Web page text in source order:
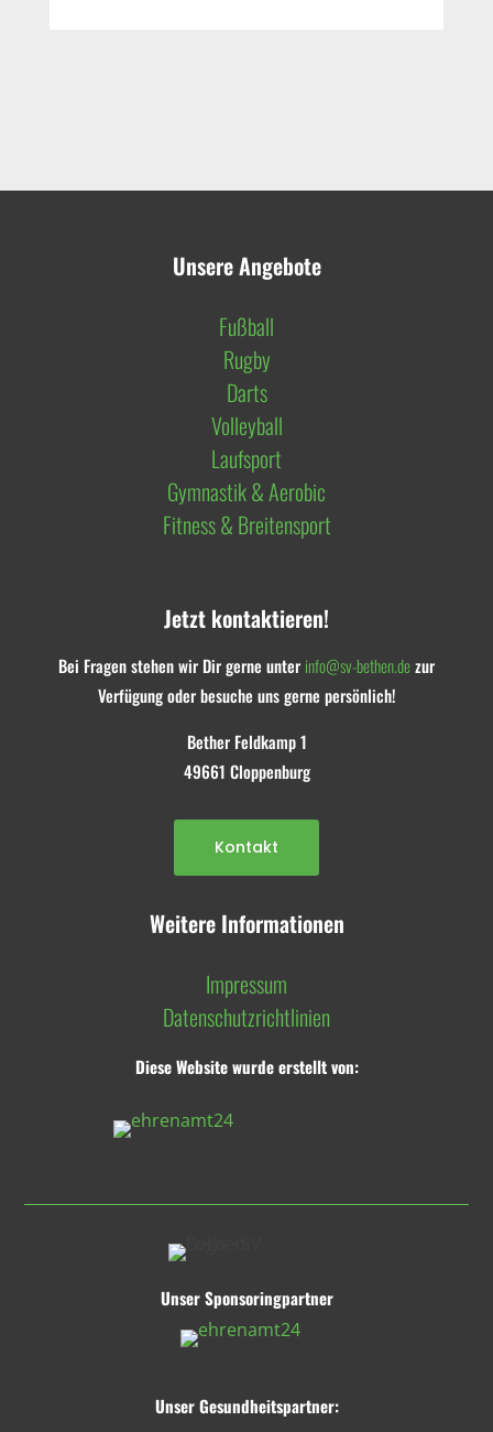
Unsere Angebote
Fußball
Rugby
Darts
Volleyball
Laufsport
Gymnastik & Aerobic
Fitness & Breitensport
Jetzt kontaktieren!
Bei Fragen stehen wir Dir gerne unter info@sv-bethen.dezur
Verfügung oder besuche uns gerne persönlich!
Bether Feldkamp 1
49661 Cloppenburg
Kontakt
Weitere Informationen
Impressum
Datenschutzrichtlinien
Diese Website wurde erstellt von:
Unser Sponsoringpartner
Unser Gesundheitspartner: